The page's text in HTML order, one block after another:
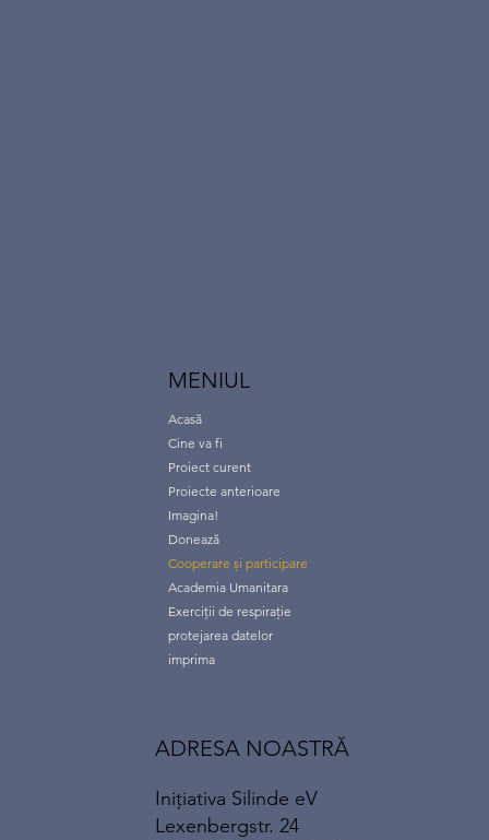
Acasă
Cine va fi
Proiect curent
Proiecte anterioare
Imagina!
Donează
Cooperare și participare
Academia Umanitara
Exerciții de respirație
protejarea datelor
imprima
MENIUL
Inițiativa Silinde eV
Lexenbergstr. 24
ADRESA NOASTRĂ